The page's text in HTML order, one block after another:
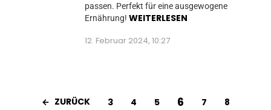
passen. Perfekt für eine ausgewogene
Ernährung! WEITERLESEN
12. Februar 2024, 10:27
ZURÜCK 3 4 5 6 7
8